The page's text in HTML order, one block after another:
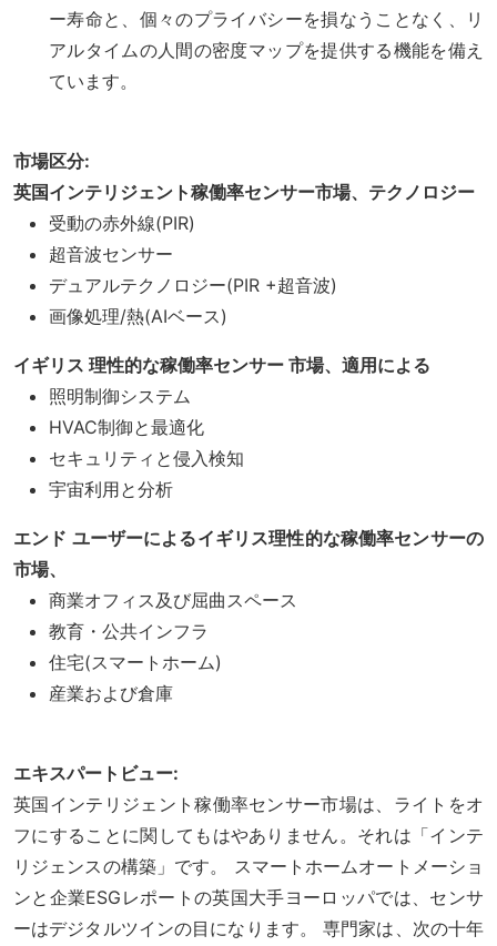
ー寿命と、個々のプライバシーを損なうことなく、リ
アルタイムの人間の密度マップを提供する機能を備え
ています。
市場区分:
英国インテリジェント稼働率センサー市場、テクノロジー
受動の赤外線(PIR)
超音波センサー
デュアルテクノロジー(PIR +超音波)
画像処理/熱(AIベース)
イギリス 理性的な稼働率センサー 市場、適用による
照明制御システム
HVAC制御と最適化
セキュリティと侵入検知
宇宙利用と分析
エンド ユーザーによるイギリス理性的な稼働率センサーの
市場、
商業オフィス及び屈曲スペース
教育・公共インフラ
住宅(スマートホーム)
産業および倉庫
エキスパートビュー:
英国インテリジェント稼働率センサー市場は、ライトをオ
フにすることに関してもはやありません。それは「インテ
リジェンスの構築」です。 スマートホームオートメーショ
ンと企業ESGレポートの英国大手ヨーロッパでは、センサ
ーはデジタルツインの目になります。 専門家は、次の十年